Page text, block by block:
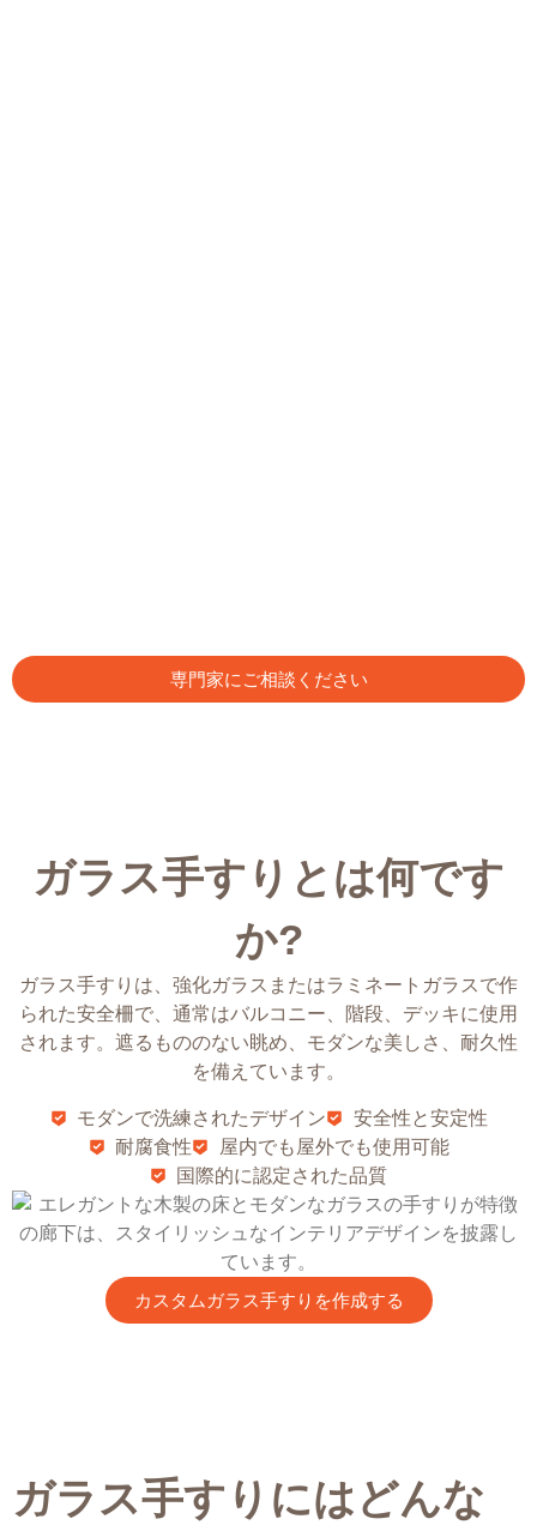
専門家にご相談ください
ガラス手すりとは何です
か?
ガラス手すりは、強化ガラスまたはラミネートガラスで作
られた安全柵で、通常はバルコニー、階段、デッキに使用
されます。遮るもののない眺め、モダンな美しさ、耐久性
を備えています。
モダンで洗練されたデザイン
安全性と安定性
耐腐食性
屋内でも屋外でも使用可能
国際的に認定された品質
カスタムガラス手すりを作成する
ガラス手すりにはどんな